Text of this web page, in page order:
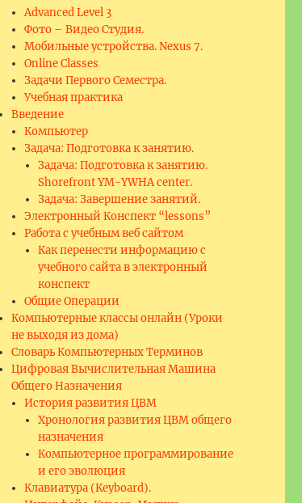
Advanced Level 3
Фото – Видео Студия.
Мобильные устройства. Nexus 7.
Online Classes
Задачи Первого Семестра.
Учебная практика
Введение
Компьютер
Задача: Подготовка к занятию.
Задача: Подготовка к занятию.
Shorefront YM-YWHA center.
Задача: Завершение занятий.
Электронный Конспект “lessons”
Работа с учебным веб сайтом
Как перенести информацию с
учебного сайта в электронный
конспект
Общие Операции
Компьютерные классы онлайн (Уроки
не выходя из дома)
Словарь Компьютерных Терминов
Цифровая Вычислительная Машина
Общего Назначения
История развития ЦВМ
Хронология развития ЦВМ общего
назначения
Компьютерное программирование
и его эволюция
Клавиатура (Keyboard).